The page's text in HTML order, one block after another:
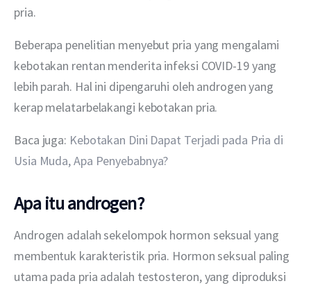
pria.
Beberapa penelitian menyebut pria yang mengalami
kebotakan rentan menderita infeksi COVID-19 yang
lebih parah. Hal ini dipengaruhi oleh androgen yang
kerap melatarbelakangi kebotakan pria.
Baca juga: Kebotakan Dini Dapat Terjadi pada Pria di
Usia Muda, Apa Penyebabnya?
Apa itu androgen?
Androgen adalah sekelompok hormon seksual yang
membentuk karakteristik pria. Hormon seksual paling
utama pada pria adalah testosteron, yang diproduksi